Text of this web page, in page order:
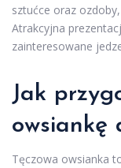
sztućce oraz
Atrakcyjna
zainteresowane
Jak
owsiankę
Tęczowa owsianka